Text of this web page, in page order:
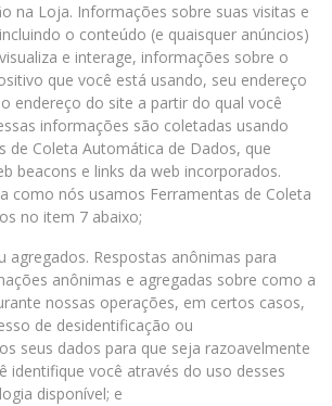
na Loja. Informações sobre suas visitas e
o conteúdo (e quaisquer anúncios)
e interage, informações sobre o
que você está usando, seu endereço
endereço do site a partir do qual você
informações são coletadas usando
de Coleta Automática de Dados, que
beacons e links da web incorporados.
como nós usamos Ferramentas de Coleta
no item 7 abaixo;
agregados. Respostas anônimas para
anônimas e agregadas sobre como a
nossas operações, em certos casos,
de desidentificação ou
seus dados para que seja razoavelmente
identifique você através do uso desses
disponível; e